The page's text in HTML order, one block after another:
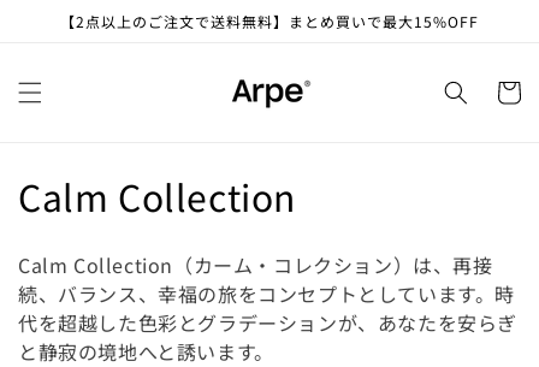
ンツに【2点以上のご注文で送料無料】まとめ買いで最大15%OFF
ー
コ
レ
シ
ョ
ン
:
Calm Collection
Calm Collection（カーム・コレクション）は、再接
続、バランス、幸福の旅をコンセプトとしています。時
代を超越した色彩とグラデーションが、あなたを安らぎ
と静寂の境地へと誘います。